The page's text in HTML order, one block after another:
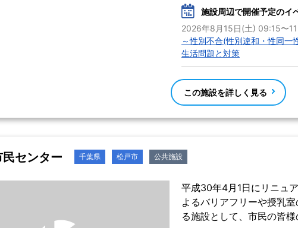
施設周辺で開催予定のイ
2026年8月15日(土) 09:15〜
～性別不合(性別違和・性同一
生活問題と対策
この施設を詳しく見る
センター 千葉県 松戸市 公共施設
平成30年4月1日にリニュ
よるバリアフリーや授乳
る施設として、市民の皆